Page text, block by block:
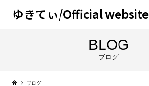
ゆきてぃ/Official website
BLOG
ブログ
ブログ